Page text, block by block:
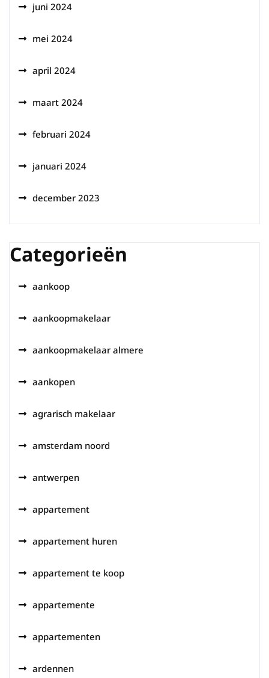
juni 2024
mei 2024
april 2024
maart 2024
februari 2024
januari 2024
december 2023
Categorieën
aankoop
aankoopmakelaar
aankoopmakelaar almere
aankopen
agrarisch makelaar
amsterdam noord
antwerpen
appartement
appartement huren
appartement te koop
appartemente
appartementen
ardennen